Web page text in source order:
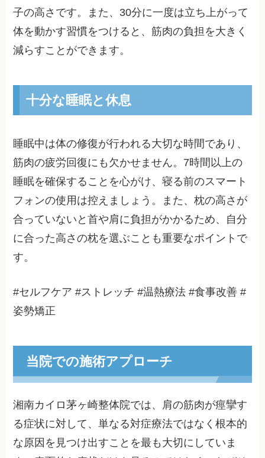
子の高さです。また、30分に一度は立ち上がって
体を動かす習慣をつけると、筋肉の負担を大きく
減らすことができます。
十分な睡眠と休息
睡眠中は体の修復が行われる大切な時間であり、
筋肉の疲労回復にも欠かせません。7時間以上の
睡眠を確保することを心がけ、寝る前のスマート
フォンの使用は控えましょう。また、枕の高さが
合っていないと首や肩に負担がかかるため、自分
に合った高さの枕を選ぶことも重要なポイントで
す。
#セルフケア #ストレッチ #温熱療法 #食事改善 #
姿勢矯正
当院での施術アプローチ
湘南カイロ茅ヶ崎整体院では、肩の筋肉が痙攣す
る症状に対して、単なる対症療法ではなく根本的
な原因を見つけ出すことを最も大切にしていま